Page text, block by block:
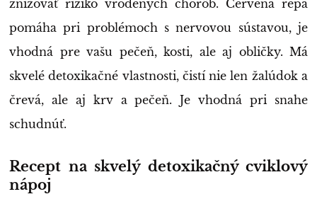
znižovať riziko vrodených chorôb. Červená repa
pomáha pri problémoch s nervovou sústavou, je
vhodná pre vašu pečeň, kosti, ale aj obličky. Má
skvelé detoxikačné vlastnosti, čistí nie len žalúdok a
črevá, ale aj krv a pečeň. Je vhodná pri snahe
schudnúť.
Recept na skvelý detoxikačný cviklový
nápoj